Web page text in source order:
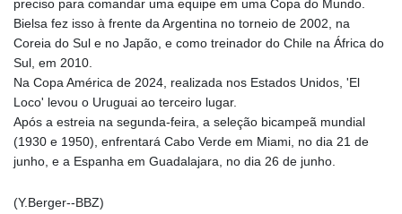
1577.963717
NIO 42.419473
NOK 10.99759
NZD 1.966719
PAB 1.152686
PEN 3.903651
PGK 5.093937
preciso para comandar uma equipe em uma Copa do Mundo.
Bielsa fez isso à frente da Argentina no torneio de 2002, na
Coreia do Sul e no Japão, e como treinador do Chile na África do
Sul, em 2010.
Na Copa América de 2024, realizada nos Estados Unidos, 'El
Loco' levou o Uruguai ao terceiro lugar.
Após a estreia na segunda-feira, a seleção bicampeã mundial
(1930 e 1950), enfrentará Cabo Verde em Miami, no dia 21 de
junho, e a Espanha em Guadalajara, no dia 26 de junho.
(Y.Berger--BBZ)